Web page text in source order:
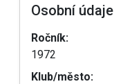
Osobní údaje
Ročník:
1972
Klub/město: